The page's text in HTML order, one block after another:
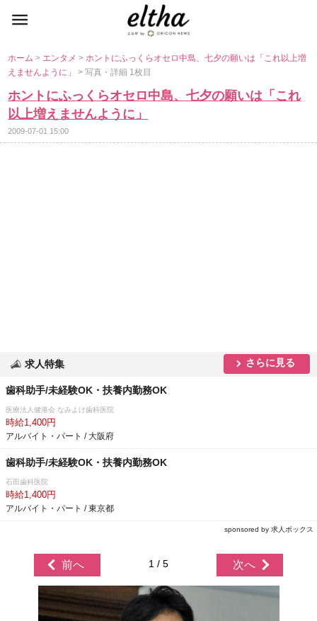
ホーム> エンタメ>ホントにふっくらオセロ中島、七夕の願いは「これ以上増
えませんように」> 写真・詳細 1枚目
ホントにふっくらオセロ中島、七夕の願いは「これ
以上増えませんように」
2009-07-01 15:00
求人特集 さらに見る
歯科助手/未経験OK・扶養内勤務OK
医療法人健港会 なみよけ歯科医院
時給1,400円
アルバイト・パート / 大阪府
歯科助手/未経験OK・扶養内勤務OK
石田歯科医院
時給1,400円
アルバイト・パート / 東京都
sponsored by 求人ボックス
前へ 1 / 5 次へ